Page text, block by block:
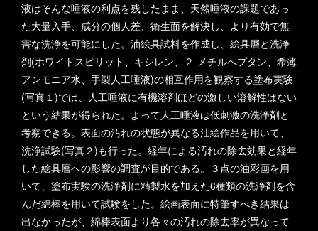
液はそんな唾液の利点を残したまま、天然唾液の課題であっ
た大量入手、成分の個人差、衛生面を解決し、より有効で無
害な洗浄を可能にした。油絵具試料を作成し、絵具層と洗浄
剤(ホワイトスピリット、キシレン、２-メチルへプタン、希薄
アンモニア水、手製人工唾液)の相互作用を観察する塗布実験
(写真１)では、人工唾液に有機溶剤ほどの激しい溶解性はない
という結果が得られた。よって人工唾液は低刺激の洗浄剤と
考察できる。表面の汚れの状態が異なる油絵作品を用いて、
洗浄試験(写真２)も行った。経年による汚れの除去効果と経年
した絵具層への影響の調査が目的である。３点の油彩画を用
いて、塗布実験の洗浄剤に精製水を加えた6種類の洗浄剤を含
んだ綿棒を用いて試験をした。絵画表面に特筆すべき結果は
出なかったが、綿棒表面より各々の汚れの除去率が異なって